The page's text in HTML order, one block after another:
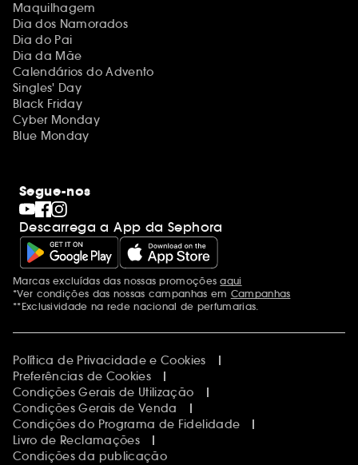
Maquilhagem
Dia dos Namorados
Dia do Pai
Dia da Mãe
Calendários do Advento
Singles' Day
Black Friday
Cyber Monday
Blue Monday
Segue-nos
Descarrega a App da Sephora
Menções adicionais
Marcas excluídas das nossas promoçõesaqui
*Ver condições das nossas campanhas em Campanhas
**Exclusividade na rede nacional de perfumarias.
Política de Privacidade e Cookies
Preferências de Cookies
Condições Gerais de Utilização
Condições Gerais de Venda
Condições do Programa de Fidelidade
Livro de Reclamações
Condições da publicação